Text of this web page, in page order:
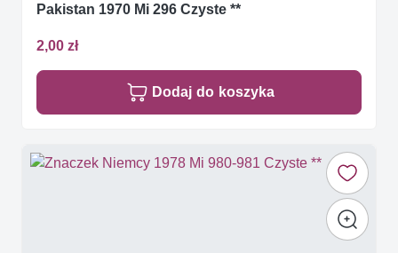
Pakistan 1970 Mi 296 Czyste **
2,00 zł
Dodaj do koszyka